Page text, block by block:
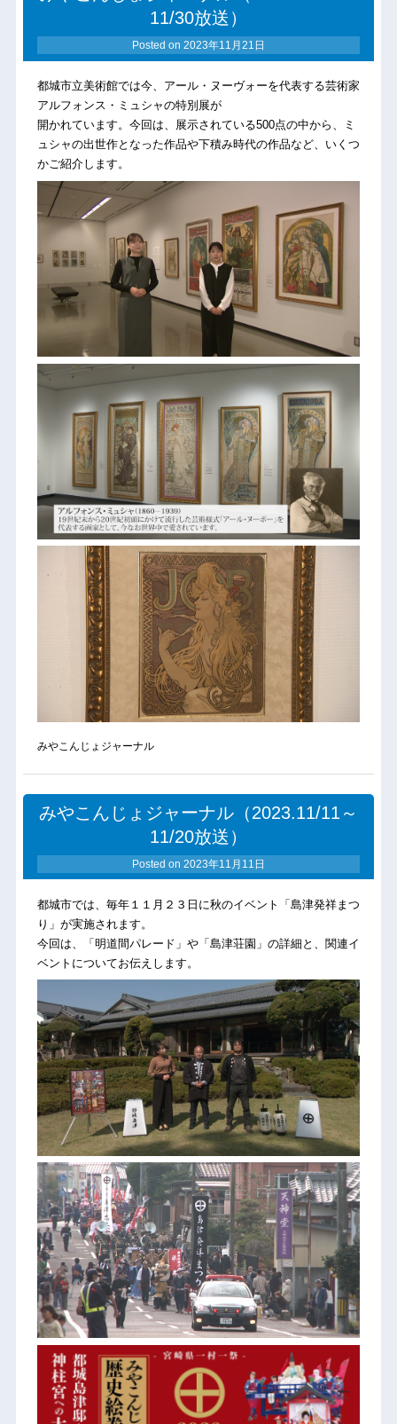
11/30放送）
Posted on 2023年11月21日
都城市立美術館では今、アール・ヌーヴォーを代表する芸術家
アルフォンス・ミュシャの特別展が
開かれています。今回は、展示されている500点の中から、ミ
ュシャの出世作となった作品や下積み時代の作品など、いくつ
かご紹介します。
みやこんじょジャーナル
みやこんじょジャーナル（2023.11/11～
11/20放送）
Posted on 2023年11月11日
都城市では、毎年１１月２３日に秋のイベント「島津発祥まつ
り」が実施されます。
今回は、「明道間パレード」や「島津荘園」の詳細と、関連イ
ベントについてお伝えします。